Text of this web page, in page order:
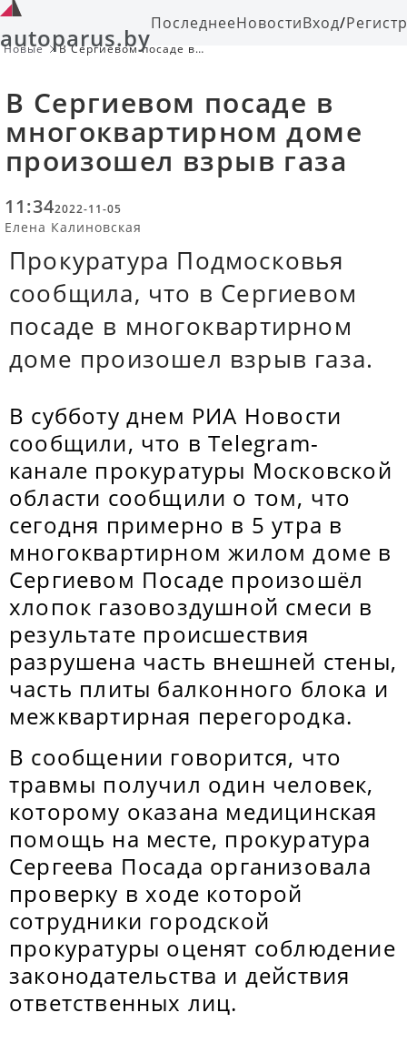
autoparus.byПоследнееНовостиВход/
Новые
В Сергиевом посаде в
В Сергиевом посаде в
многоквартирном доме
произошел взрыв газа
11:342022-11-05
Елена Калиновская
Прокуратура Подмосковья
сообщила, что в Сергиевом
посаде в многоквартирном
доме произошел взрыв газа.
В субботу днем РИА Новости
сообщили, что в Telegram-
канале прокуратуры Московской
области сообщили о том, что
сегодня примерно в 5 утра в
многоквартирном жилом доме в
Сергиевом Посаде произошёл
хлопок газовоздушной смеси в
результате происшествия
разрушена часть внешней стены,
часть плиты балконного блока и
межквартирная перегородка.
В сообщении говорится, что
травмы получил один человек,
которому оказана медицинская
помощь на месте, прокуратура
Сергеева Посада организовала
проверку в ходе которой
сотрудники городской
прокуратуры оценят соблюдение
законодательства и действия
ответственных лиц.